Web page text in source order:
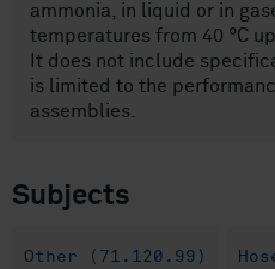
ammonia, in liquid or in
temperatures from 40 °C
It does not include
is limited to the
assemblies.
Subjects
Other (71.120.99)